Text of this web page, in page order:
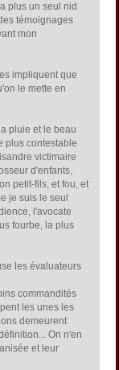
plus un seul nid
témoignages
mon
impliquent que
le mette en
pluie et le beau
plus contestable
victimaire
d'enfants,
petit-fils, et fou, et
je suis le seul
l'avocate
fourbe, la plus
les évaluateurs
commandités
les unes les
demeurent
On n'en
et leur